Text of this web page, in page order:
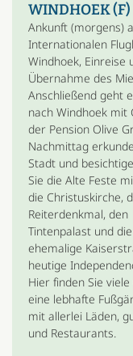
WINDHOEK (F)
Ankunft (morgens)
Internationalen
Windhoek, Einreise
Übernahme des
Anschließend geht
nach Windhoek mit
der Pension Olive
Nachmittag
Stadt und
Sie die Alte Feste
die Christuskirche,
Reiterdenkmal, den
Tintenpalast und die
ehemalige
heutige
Hier finden Sie
eine lebhafte
mit allerlei Läden,
und Restaurants.